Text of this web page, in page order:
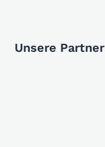
Unsere Partner